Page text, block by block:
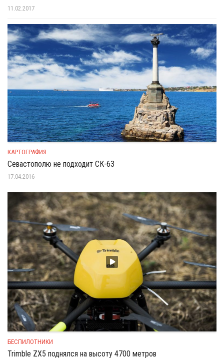
11.02.2017
КАРТОГРАФИЯ
Севастополю не подходит СК-63
17.04.2016
БЕСПИЛОТНИКИ
Trimble ZX5 поднялся на высоту 4700 метров